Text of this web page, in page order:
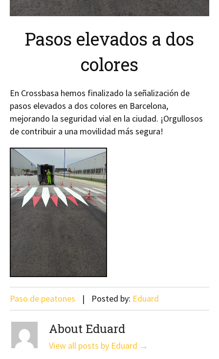
Pasos elevados a dos
colores
En Crossbasa hemos finalizado la señalización de
pasos elevados a dos colores en Barcelona,
mejorando la seguridad vial en la ciudad. ¡Orgullosos
de contribuir a una movilidad más segura!
Paso de peatones Posted by: Eduard
About Eduard
View all posts by Eduard →